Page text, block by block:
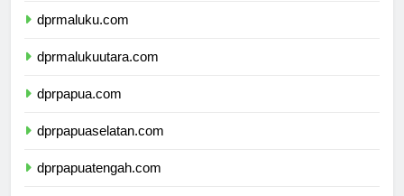
dprmaluku.com
dprmalukuutara.com
dprpapua.com
dprpapuaselatan.com
dprpapuatengah.com